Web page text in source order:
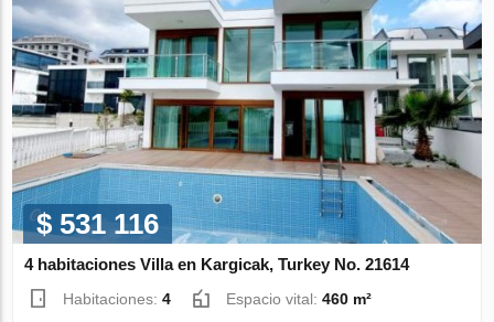
$ 531 116
4 habitaciones Villa en Kargicak, Turkey No. 21614
Habitaciones:4 Espacio vital:460 m²